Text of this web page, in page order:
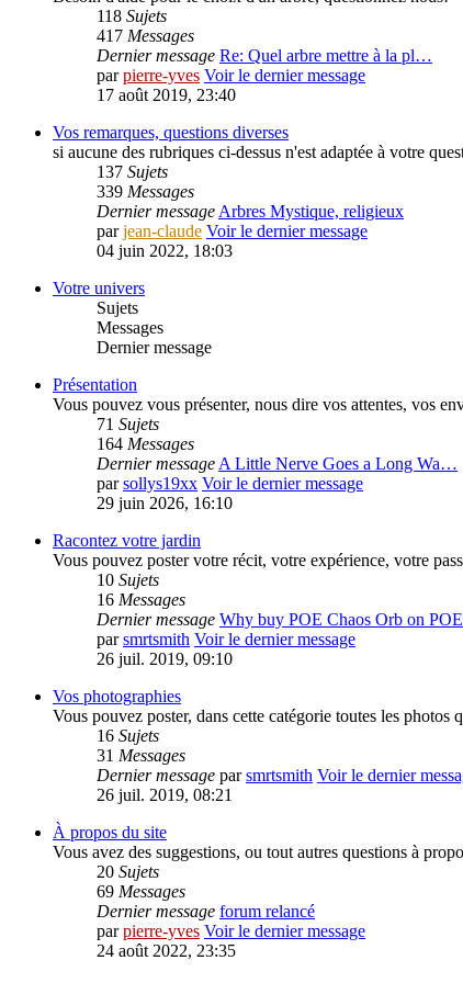
118 Sujets
417 Messages
Dernier message Re: Quel arbre mettre à la pl…
parpierre-yves Voir le dernier message
17 août 2019, 23:40
Vos remarques, questions diverses
si aucune des rubriques ci-dessus n'est adaptée à votre
137 Sujets
339 Messages
Dernier message Arbres Mystique, religieux
parjean-claude Voir le dernier message
04 juin 2022, 18:03
Votre univers
Sujets
Messages
Dernier message
Présentation
Vous pouvez vous présenter, nous dire vos attentes, vos
71 Sujets
164 Messages
Dernier message A Little Nerve Goes a Long Wa…
parsollys19xx Voir le dernier message
29 juin 2026, 16:10
Racontez votre jardin
Vous pouvez poster votre récit, votre expérience, votre
10 Sujets
16 Messages
Dernier message Why buy POE Chaos Orb on
parsmrtsmith Voir le dernier message
26 juil. 2019, 09:10
Vos photographies
Vous pouvez poster, dans cette catégorie toutes les
16 Sujets
31 Messages
Dernier message parsmrtsmith Voir le dernier
26 juil. 2019, 08:21
À propos du site
Vous avez des suggestions, ou tout autres questions à
20 Sujets
69 Messages
Dernier message forum relancé
parpierre-yves Voir le dernier message
24 août 2022, 23:35